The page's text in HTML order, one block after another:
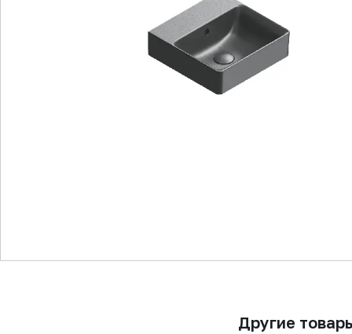
Другие